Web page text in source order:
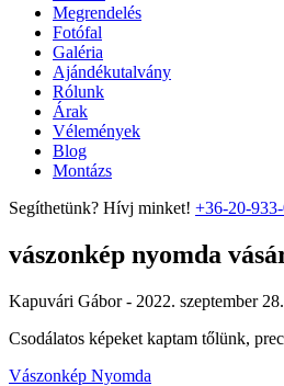
Megrendelés
Fotófal
Galéria
Ajándékutalvány
Rólunk
Árak
Vélemények
Blog
Montázs
Segíthetünk? Hívj minket! +36-20-
vászonkép nyomda
Kapuvári Gábor - 2022. szeptember 28.
Csodálatos képeket kaptam tőlünk,
Vászonkép Nyomda